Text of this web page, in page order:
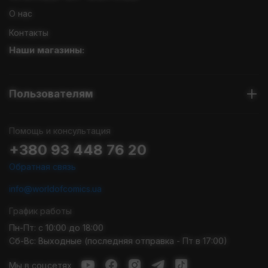
О нас
Контакты
Наши магазины:
Пользователям
Помощь и консультация
+380 93 448 76 20
Обратная связь
info@worldofcomics.ua
График работы
Пн-Пт: с 10:00 до 18:00
Сб-Вс: Выходные (последняя отправка - Пт в 17:00)
Мы в соцсетях